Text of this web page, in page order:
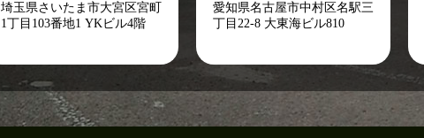
埼玉県さいたま市大宮区宮町
1丁目103番地1 YKビル4階
愛知県名古屋市中村区名駅三
丁目22-8 大東海ビル810